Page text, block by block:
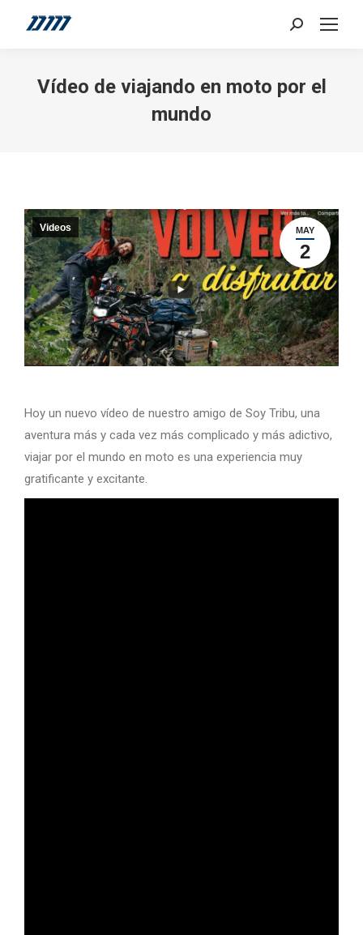
Search:
Vídeo de viajando en moto por el
mundo
MAY
2
Videos
Hoy un nuevo vídeo de nuestro amigo de Soy Tribu, una
aventura más y cada vez más complicado y más adictivo,
viajar por el mundo en moto es una experiencia muy
gratificante y excitante.